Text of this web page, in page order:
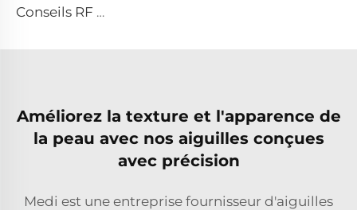
Conseils RF pixel8
Améliorez la texture et l'apparence de
la peau avec nos aiguilles conçues
avec précision
Medi est une entreprise fournisseur d'aiguilles